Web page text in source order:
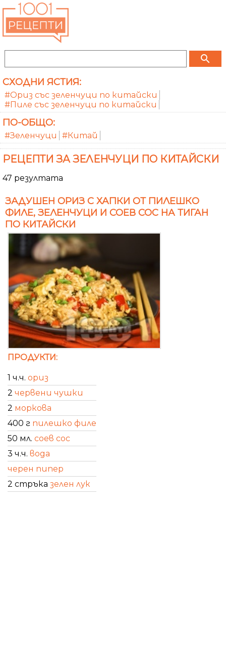
search
СХОДНИ ЯСТИЯ:
#Ориз със зеленчуци по китайски
#Пиле със зеленчуци по китайски
ПО-ОБЩО:
#Зеленчуци #Китай
РЕЦЕПТИ ЗА ЗЕЛЕНЧУЦИ ПО КИТАЙСКИ
47 резултата
ЗАДУШЕН ОРИЗ С ХАПКИ ОТ ПИЛЕШКО
ФИЛЕ, ЗЕЛЕНЧУЦИ И СОЕВ СОС НА ТИГАН
ПО КИТАЙСКИ
ПРОДУКТИ:
1 ч.ч. ориз
2 червени чушки
2 моркова
400 г пилешко филе
50 мл. соев сос
3 ч.ч. вода
черен пипер
2 стръка зелен лук